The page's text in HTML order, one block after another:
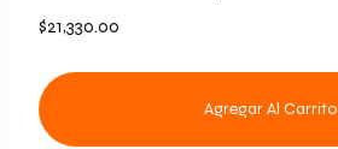
$21,330.00
Agregar Al Carrito